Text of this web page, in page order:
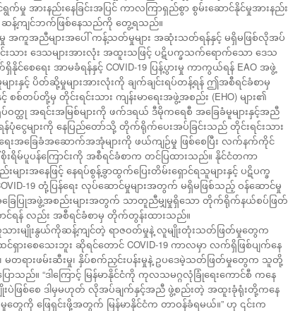
င်ရွက်မှု အားနည်းနေခြင်းအပြင် ကာလကြာရှည်စွာ စွမ်းဆောင်နိုင်မှုအားနည်း
နှင့် ဆန့်ကျင်ဘက်ဖြစ်နေသည်ကို တွေ့ရသည်။
းမှု အကူအညီများအပေါ် ကန့်သတ်မှုများ အဆုံးသတ်ရန်နှင့် မရှိမဖြစ်လိုအပ်
းသား ဒေသများအားလုံး အထူးသဖြင့် ပဋိပက္ခသက်ရောက်သော ဒေသ
စေရေး အာမခံရန်နှင့် COVID-19 ပြန့်ပွားမှု ကာကွယ်ရန် EAO အဖွဲ့
များနှင့် ပိတ်ဆို့မှုများအားလုံးကို ချက်ချင်းရပ်တန့်ရန် ဤအစီရင်ခံစာမှ
တပ်တို့မှ တိုင်းရင်းသား ကျန်းမာရေးအဖွဲ့အစည်း (EHO) များ၏
တ္ထု အရင်းအမြစ်များကို ဖက်ဒရယ် ဒီမိုကရေစီ အခြေခံမူများနှင့်အညီ
ေများကို နေပြည်တော်သို့ တိုက်ရိုက်ပေးအပ်ခြင်းသည် တိုင်းရင်းသား
ာရေးအခြေခံအဆောက်အအုံများကို ဖယ်ကျဉ်မှု ဖြစ်စေပြီး လက်နက်ကိုင်
ရိမ်ပူပန်ကြောင်းကို အစီရင်ခံစာက တင်ပြထားသည်။ နိုင်ငံတကာ
ားအနေဖြင့် နေရပ်စွန့်ခွာထွက်ပြေးတိမ်းရှောင်ရသူများနှင့် ပဋိပက္ခ
19 တုံ့ပြန်ရေး လုပ်ဆောင်မှုများအတွက် မရှိမဖြစ်သည့် ဝန်ဆောင်မှု
ထုအခြေပြုအဖွဲ့အစည်းများအတွက် သာတူညီမျှမှုရှိသော တိုက်ရိုက်နယ်စပ်ဖြတ်
င်ရန် လည်း အစီရင်ခံစာမှ တိုက်တွန်းထားသည်။
သားမျိုးနွယ်ကိုဆန့်ကျင်တဲ့ ရာဇဝတ်မှုနဲ့ လူမျိုးတုံးသတ်ဖြတ်မှုတွေက
းစေသေးဘူး ဆိုရင်တောင် COVID-19 ကာလမှာ လက်ရှိဖြစ်ပျက်နေ
ရားဖမ်းဆီးမှု၊ နှိပ်စက်ညှင်းပန်းမှုနဲ့ ဥပဒေမဲ့သတ်ဖြတ်မှုတွေက သူတို့
ာသည်။ “ဒါကြောင့် မြန်မာနိုင်ငံကို ကုလသမဂ္ဂလုံခြုံရေးကောင်စီ ကနေ
းပဲဖြစ်စေ ဒါမှမဟုတ် လိုအပ်ချက်နှင့်အညီ ဖွဲ့စည်းတဲ့ အထူးခုံရုံးတို့ကနေ
ေကို ဖြေရှင်းဖို့အတွက် မြန်မာနိုင်ငံက တာဝန်ခံရမယ်။” ဟု ၎င်းက